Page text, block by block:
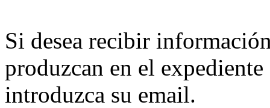
Si desea recibir
produzcan en el
introduzca su email.